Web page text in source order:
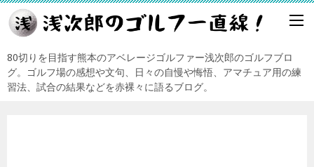
80切りを目指す熊本のアベレージゴルファー浅次郎のゴルフブロ
グ。ゴルフ場の感想や文句、日々の自慢や悔悟、アマチュア用の練
習法、試合の結果などを赤裸々に語るブログ。